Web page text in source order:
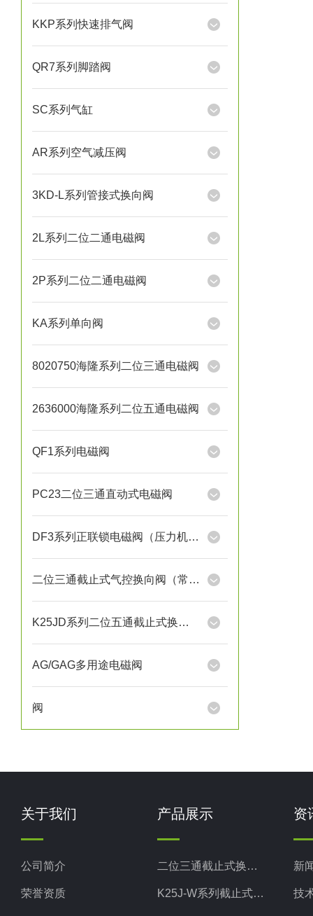
KKP系列快速排气阀
QR7系列脚踏阀
SC系列气缸
AR系列空气减压阀
3KD-L系列管接式换向阀
2L系列二位二通电磁阀
2P系列二位二通电磁阀
KA系列单向阀
8020750海隆系列二位三通电磁阀
2636000海隆系列二位五通电磁阀
QF1系列电磁阀
PC23二位三通直动式电磁阀
DF3系列正联锁电磁阀（压力机用）
二位三通截止式气控换向阀（常开）
K25JD系列二位五通截止式换向阀
AG/GAG多用途电磁阀
阀
关于我们
公司简介
荣誉资质
产品展示
二位三通截止式换向阀
K25J-W系列截止式换向阀
资
新
技